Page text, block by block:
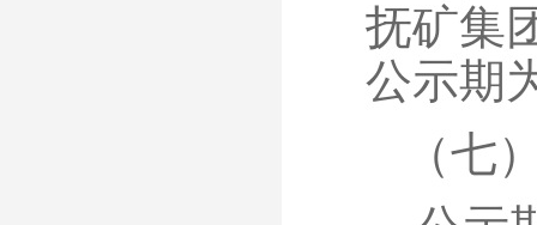
抚矿集
公示期
（七